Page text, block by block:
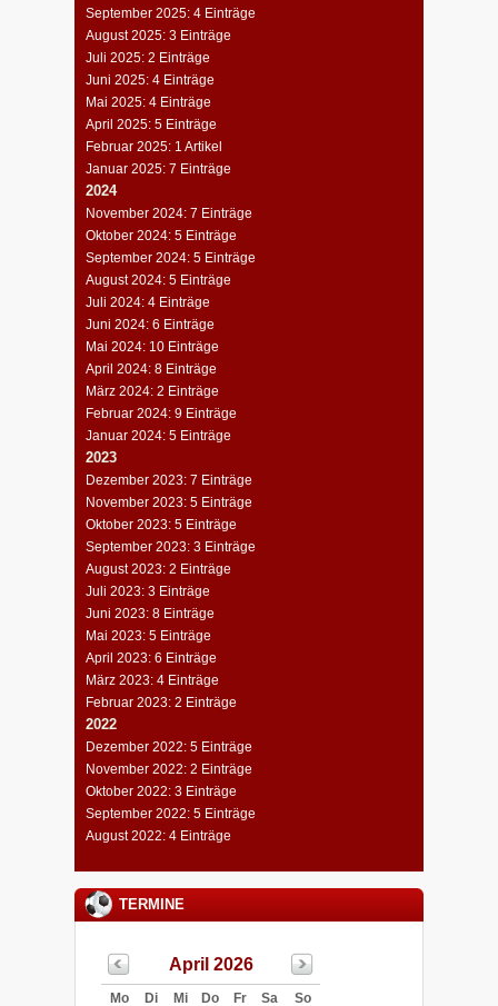
September 2025: 4 Einträge
August 2025: 3 Einträge
Juli 2025: 2 Einträge
Juni 2025: 4 Einträge
Mai 2025: 4 Einträge
April 2025: 5 Einträge
Februar 2025: 1 Artikel
Januar 2025: 7 Einträge
2024
November 2024: 7 Einträge
Oktober 2024: 5 Einträge
September 2024: 5 Einträge
August 2024: 5 Einträge
Juli 2024: 4 Einträge
Juni 2024: 6 Einträge
Mai 2024: 10 Einträge
April 2024: 8 Einträge
März 2024: 2 Einträge
Februar 2024: 9 Einträge
Januar 2024: 5 Einträge
2023
Dezember 2023: 7 Einträge
November 2023: 5 Einträge
Oktober 2023: 5 Einträge
September 2023: 3 Einträge
August 2023: 2 Einträge
Juli 2023: 3 Einträge
Juni 2023: 8 Einträge
Mai 2023: 5 Einträge
April 2023: 6 Einträge
März 2023: 4 Einträge
Februar 2023: 2 Einträge
2022
Dezember 2022: 5 Einträge
November 2022: 2 Einträge
Oktober 2022: 3 Einträge
September 2022: 5 Einträge
August 2022: 4 Einträge
TERMINE
April 2026
Mo Di Mi Do Fr Sa
So